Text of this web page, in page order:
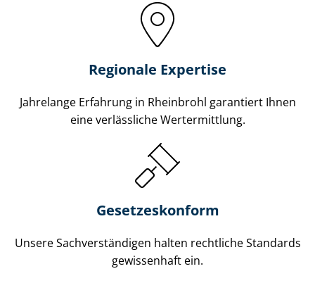
Regionale Expertise
Jahrelange Erfahrung in Rheinbrohl garantiert Ihnen
eine verlässliche Wertermittlung.
Gesetzes­konform
Unsere Sach­ver­stän­di­gen halten rechtliche Standards
gewissenhaft ein.